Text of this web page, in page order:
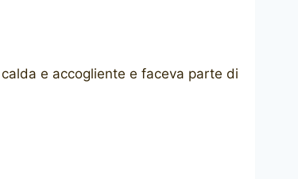
e accogliente e faceva parte di